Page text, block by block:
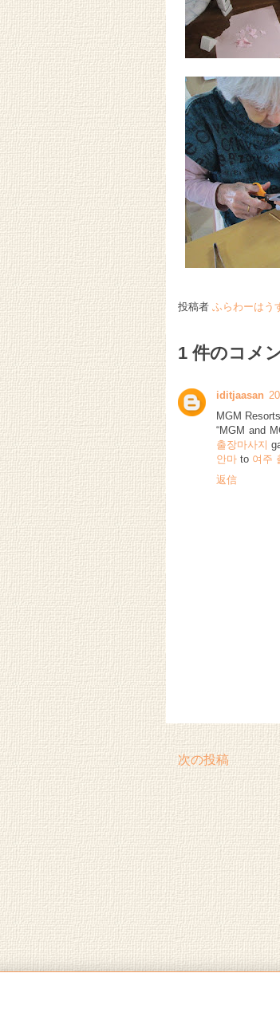
投稿者 ふらわーはう
1 件のコメ
iditjaasan
MGM
“MGM and
출장마사지
안마 to 여주
返信
次の投稿